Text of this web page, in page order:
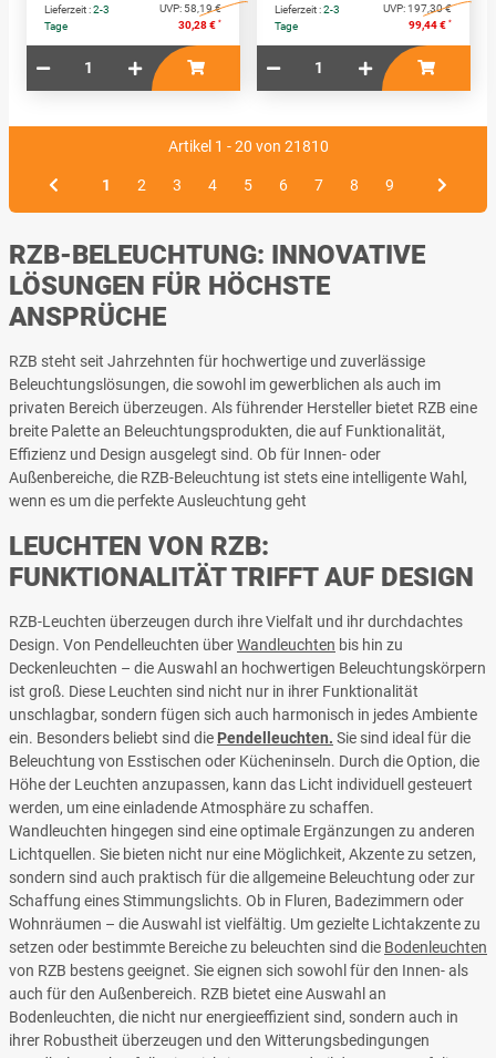
Lieferzeit :2-3
Tage
UVP: 58,19 €
30,28 € *
Lieferzeit :2-3
Tage
UVP:197,30 €
99,44 € *
Artikel 1 - 20 von 21810
1 2 3 4 5 6 7 8 9
RZB-BELEUCHTUNG: INNOVATIVE
LÖSUNGEN FÜR HÖCHSTE
ANSPRÜCHE
RZB steht seit Jahrzehnten für hochwertige und zuverlässige
Beleuchtungslösungen, die sowohl im gewerblichen als auch im
privaten Bereich überzeugen. Als führender Hersteller bietet RZB eine
breite Palette an Beleuchtungsprodukten, die auf Funktionalität,
Effizienz und Design ausgelegt sind. Ob für Innen- oder
Außenbereiche, die RZB-Beleuchtung ist stets eine intelligente Wahl,
wenn es um die perfekte Ausleuchtung geht
LEUCHTEN VON RZB:
FUNKTIONALITÄT TRIFFT AUF DESIGN
RZB-Leuchten überzeugen durch ihre Vielfalt und ihr durchdachtes
Design. Von Pendelleuchten überWandleuchten bis hin zu
Deckenleuchten – die Auswahl an hochwertigen Beleuchtungskörpern
ist groß. Diese Leuchten sind nicht nur in ihrer Funktionalität
unschlagbar, sondern fügen sich auch harmonisch in jedes Ambiente
ein. Besonders beliebt sind die Pendelleuchten. Sie sind ideal für die
Beleuchtung von Esstischen oder Kücheninseln. Durch die Option, die
Höhe der Leuchten anzupassen, kann das Licht individuell gesteuert
werden, um eine einladende Atmosphäre zu schaffen.
Wandleuchten hingegen sind eine optimale Ergänzungen zu anderen
Lichtquellen. Sie bieten nicht nur eine Möglichkeit, Akzente zu setzen,
sondern sind auch praktisch für die allgemeine Beleuchtung oder zur
Schaffung eines Stimmungslichts. Ob in Fluren, Badezimmern oder
Wohnräumen – die Auswahl ist vielfältig. Um gezielte Lichtakzente zu
setzen oder bestimmte Bereiche zu beleuchten sind die Bodenleuchten
von RZB bestens geeignet. Sie eignen sich sowohl für den Innen- als
auch für den Außenbereich. RZB bietet eine Auswahl an
Bodenleuchten, die nicht nur energieeffizient sind, sondern auch in
ihrer Robustheit überzeugen und den Witterungsbedingungen